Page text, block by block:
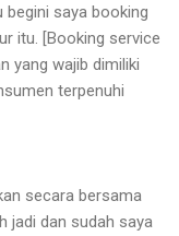
begini saya booking
itu. [Booking service
yang wajib dimiliki
terpenuhi
secara bersama
jadi dan sudah saya